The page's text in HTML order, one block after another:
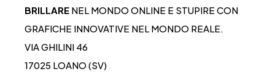
BRILLARE NEL MONDO ONLINE E STUPIRE CON
GRAFICHE INNOVATIVE NEL MONDO REALE.
VIA GHILINI 46
17025 LOANO (SV)